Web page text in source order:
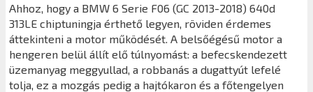
Ahhoz, hogy a BMW 6 Serie F06 (GC 2013-2018) 640d
313LE chiptuningja érthető legyen, röviden érdemes
áttekinteni a motor működését. A belsőégésű motor a
hengeren belül állít elő túlnyomást: a befecskendezett
üzemanyag meggyullad, a robbanás a dugattyút lefelé
tolja, ez a mozgás pedig a hajtókaron és a főtengelyen